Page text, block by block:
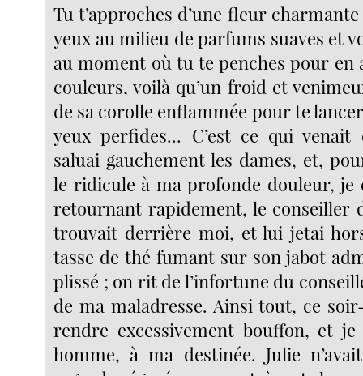
Tu t’approches d’une fleur
yeux au milieu de parfums suaves et
au moment où tu te penches pour en
couleurs, voilà qu’un froid et
de sa corolle enflammée pour te
yeux perfides... C’est ce qui venait
saluai gauchement les dames, et,
le ridicule à ma profonde douleur, je
retournant rapidement, le conseiller
trouvait derrière moi, et lui jetai
tasse de thé fumant sur son jabot
plissé ; on rit de l’infortune du
de ma maladresse. Ainsi tout, ce
rendre excessivement bouffon, et
homme, à ma destinée. Julie